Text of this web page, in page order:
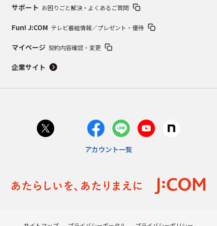
サポート お困りごと解決・よくあるご質問
Fun! J:COM テレビ番組情報／プレゼント・優待
マイページ 契約内容確認・変更
企業サイト
アカウント一覧